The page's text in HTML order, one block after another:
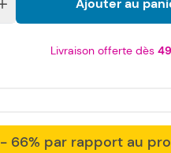
Ajouter au
Livraison offerte dès
- 66% par rapport au